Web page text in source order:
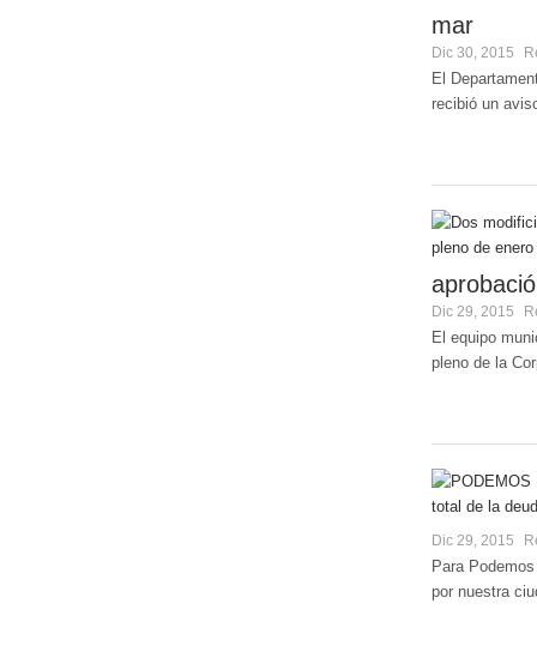
mar
Dic 30, 2015
El
recibió un
Dic 29, 2015
El equipo
pleno de la
Dic 29, 2015
Para
por nuestra